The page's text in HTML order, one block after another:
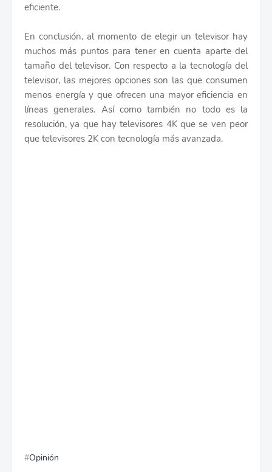
eficiente.
En conclusión, al momento de elegir un televisor hay
muchos más puntos para tener en cuenta aparte del
tamaño del televisor. Con respecto a la tecnología del
televisor, las mejores opciones son las que consumen
menos energía y que ofrecen una mayor eficiencia en
líneas generales. Así como también no todo es la
resolución, ya que hay televisores 4K que se ven peor
que televisores 2K con tecnología más avanzada.
Opinión